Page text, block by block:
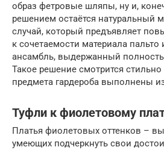
образ фетровые шляпы, ну и,
решением остаётся натуральный
случай, который предъявляет
к сочетаемости материала пальто
ансамбль, выдержанный
Такое решение смотрится
предмета гардероба выполнены
Туфли к фиолетовому
Платья фиолетовых оттенков –
умеющих подчеркнуть свои